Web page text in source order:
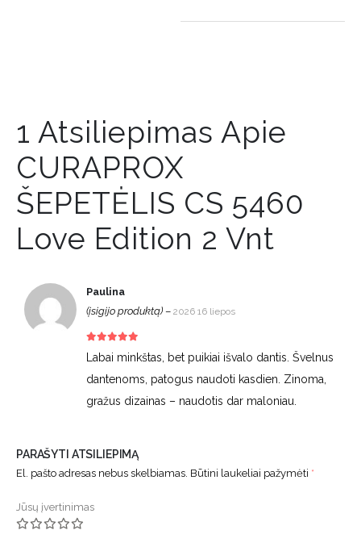
1 Atsiliepimas Apie
CURAPROX
ŠEPETĖLIS CS 5460
Love Edition 2 Vnt
Paulina
(įsigijo produktą) – 2026 16 liepos
Labai minkštas, bet puikiai išvalo dantis. Švelnus
dantenoms, patogus naudoti kasdien. Zinoma,
gražus dizainas – naudotis dar maloniau.
PARAŠYTI ATSILIEPIMĄ
El. pašto adresas nebus skelbiamas. Būtini laukeliai pažymėti *
Jūsų įvertinimas